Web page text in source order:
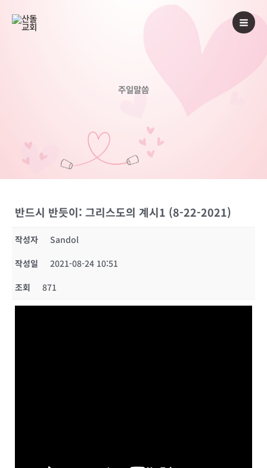
주일말씀
반드시 반듯이: 그리스도의 계시1 (8-22-2021)
작성자
Sandol
작성일
2021-08-24 10:51
조회
871